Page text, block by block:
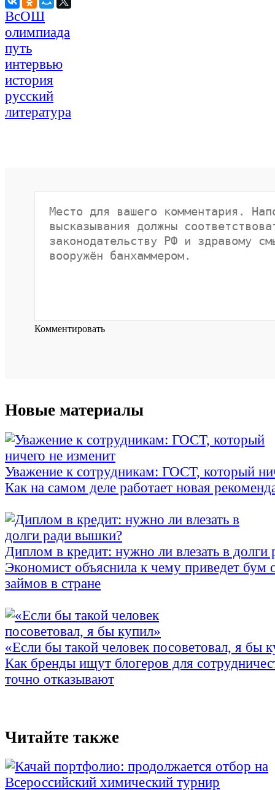
ВсОШ
олимпиада
путь
интервью
история
русский
литература
Комментировать
Новые материалы
Уважение к сотрудникам: ГОСТ, который
Как на самом деле работает новая
Диплом в кредит: нужно ли влезать в
Экономист объяснила к чему приведет бум
займов в стране
«Если бы такой человек посоветовал, я бы
Как бренды ищут блогеров для
точно отказывают
Читайте также